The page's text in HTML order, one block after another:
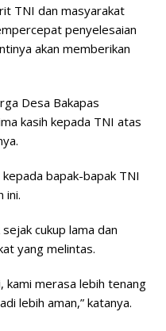
TNI dan masyarakat
penyelesaian
akan memberikan
Desa Bakapas
kasih kepada TNI atas
bapak-bapak TNI
ini.
cukup lama dan
yang melintas.
kami merasa lebih tenang
lebih aman,” katanya.